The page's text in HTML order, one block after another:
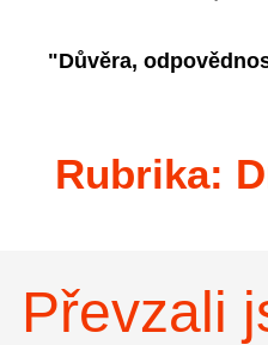
"Důvěra,
Rubrika:
Převzali